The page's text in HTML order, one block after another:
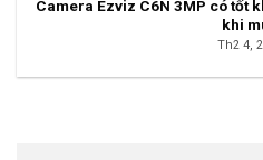
Camera Ezviz C6N 3MP có tốt
khi
Th2 4,